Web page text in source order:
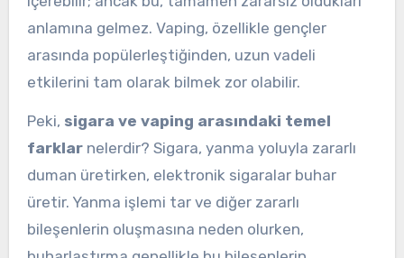
anlamına gelmez. Vaping, özellikle gençler
arasında popülerleştiğinden, uzun vadeli
etkilerini tam olarak bilmek zor olabilir.
Peki, sigara ve vaping arasındaki temel
farklarnelerdir? Sigara, yanma yoluyla zararlı
duman üretirken, elektronik sigaralar buhar
üretir. Yanma işlemi tar ve diğer zararlı
bileşenlerin oluşmasına neden olurken,